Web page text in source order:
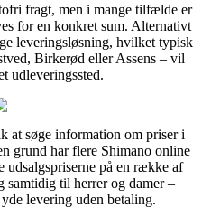
fragt, men i mange tilfælde er
for en konkret sum. Alternativt
leveringsløsning, hvilket typisk
Birkerød eller Assens – vil
udleveringssted.
at søge information om priser i
grund har flere Shimano online
udsalgspriserne på en række af
samtidig til herrer og damer –
levering uden betaling.